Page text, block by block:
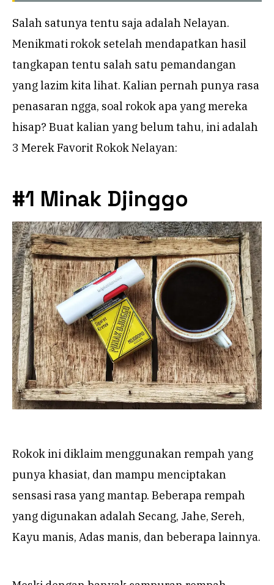
Salah satunya tentu saja adalah Nelayan.
Menikmati rokok setelah mendapatkan hasil
tangkapan tentu salah satu pemandangan
yang lazim kita lihat. Kalian pernah punya rasa
penasaran ngga, soal rokok apa yang mereka
hisap? Buat kalian yang belum tahu, ini adalah
3 Merek Favorit Rokok Nelayan:
#1 Minak Djinggo
Rokok ini diklaim menggunakan rempah yang
punya khasiat, dan mampu menciptakan
sensasi rasa yang mantap. Beberapa rempah
yang digunakan adalah Secang, Jahe, Sereh,
Kayu manis, Adas manis, dan beberapa lainnya.